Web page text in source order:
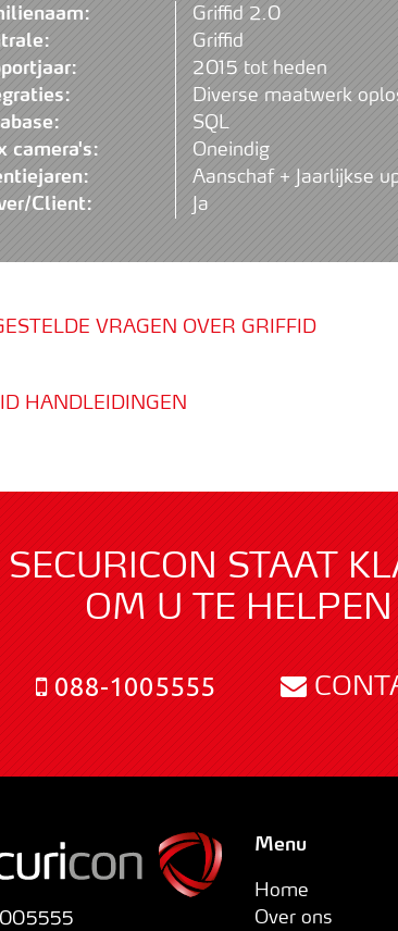
Griffid 2.0
Griffid
2015 tot heden
Diverse maatwerk
SQL
camera's:
Oneindig
Aanschaf + Jaarlijkse
Client:
Ja
VRAGEN OVER GRIFFID
HANDLEIDINGEN
SECURICON STAAT
OM U TE HELPEN
088-1005555
Menu
Home
Over ons